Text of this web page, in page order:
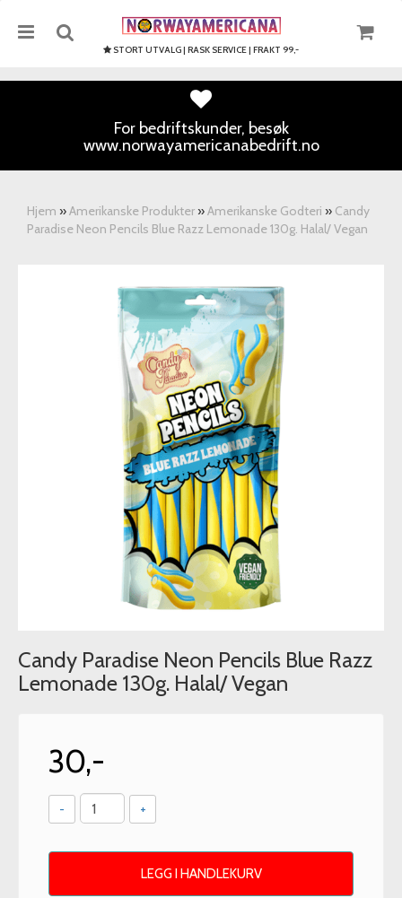
STORT UTVALG | RASK SERVICE | FRAKT 99,-
For bedriftskunder, besøk
www.norwayamericanabedrift.no
Hjem »Amerikanske Produkter »Amerikanske Godteri » Candy
Paradise Neon Pencils Blue Razz Lemonade 130g. Halal/ Vegan
Candy Paradise Neon Pencils Blue Razz
Lemonade 130g. Halal/ Vegan
30,-
- +
LEGG I HANDLEKURV